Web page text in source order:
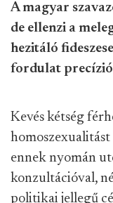
A magyar
de ellenzi a
hezitáló
fordulat
Kevés kétség
homoszexualitást
ennek nyomán
konzultációval,
politikai jellegű